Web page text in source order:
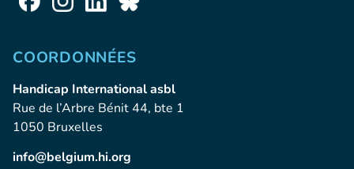
COORDONNÉES
Handicap International asbl
Rue de l’Arbre Bénit 44, bte 1
1050 Bruxelles
info@belgium.hi.org